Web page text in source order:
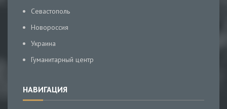
Севастополь
Новороссия
Украина
Гуманитарный центр
НАВИГАЦИЯ